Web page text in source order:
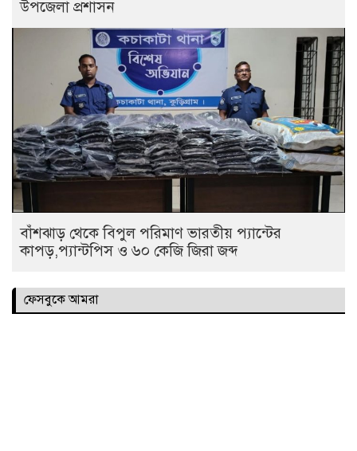
উপজেলা প্রশাসন
বাঁশঝাড় থেকে বিপুল পরিমাণ ভারতীয় প্যান্টের
কাপড়,প্যান্টপিস ও ৬০ কেজি জিরা জব্দ
ফেসবুকে আমরা